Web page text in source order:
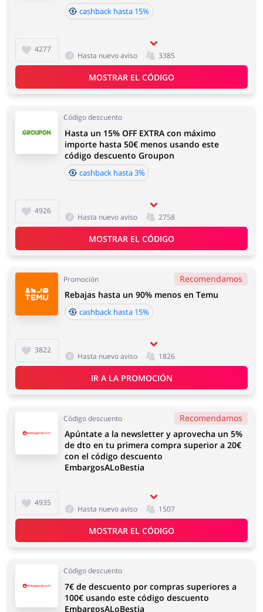
4277
cashback hasta 15%
Hasta nuevo aviso 3385
MOSTRAR EL CÓDIGO
Código descuento
4926
Hasta un 15% OFF EXTRA con máximo
importe hasta 50€ menos usando este
código descuento Groupon
cashback hasta 3%
Hasta nuevo aviso 2758
MOSTRAR EL CÓDIGO
Promoción Recomendamos
3822
Rebajas hasta un 90% menos en Temu
cashback hasta 15%
Hasta nuevo aviso 1826
IR A LA PROMOCIÓN
Código descuento Recomendamos
4935
Apúntate a la newsletter y aprovecha un 5%
de dto en tu primera compra superior a 20€
con el código descuento
EmbargosALoBestia
Hasta nuevo aviso 1507
MOSTRAR EL CÓDIGO
Código descuento
7€ de descuento por compras superiores a
100€ usando este código descuento
EmbargosALoBestia